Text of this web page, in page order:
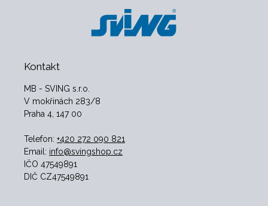
Kontakt
MB - SVING s.r.o.
V mokřinách 283/8
Praha 4, 147 00
Telefon: +420 272 090 821
Email: info@svingshop.cz
IČO 47549891
DIČ CZ47549891